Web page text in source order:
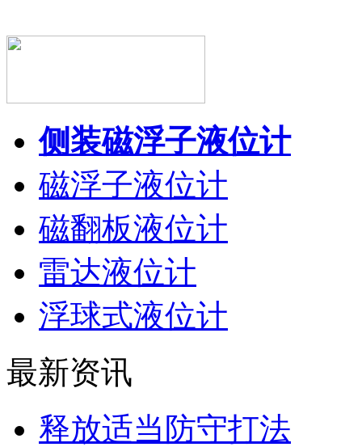
侧装磁浮子液位计
磁浮子液位计
磁翻板液位计
雷达液位计
浮球式液位计
最新资讯
释放适当防守打法